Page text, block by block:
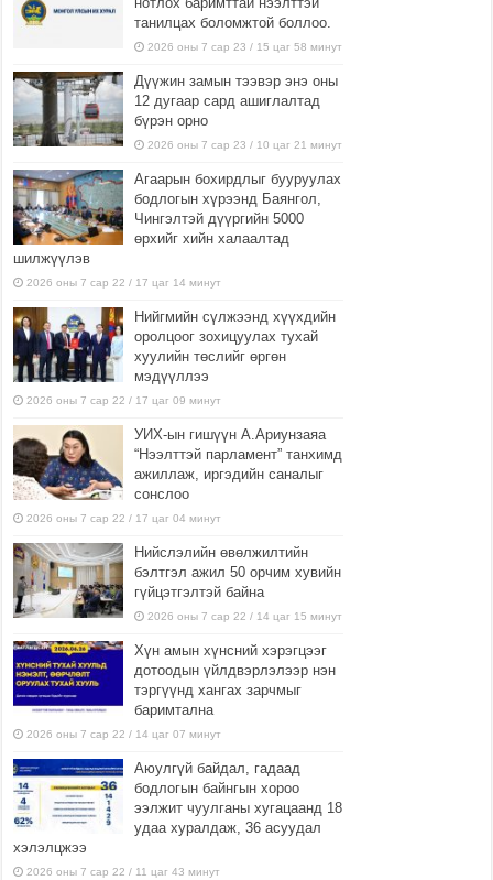
танилцах боломжтой боллоо.
2026 оны 7 сар 23 / 15 цаг 58 минут
Дүүжин замын тээвэр энэ оны
12 дугаар сард ашиглалтад
бүрэн орно
2026 оны 7 сар 23 / 10 цаг 21 минут
Агаарын бохирдлыг бууруулах
бодлогын хүрээнд Баянгол,
Чингэлтэй дүүргийн 5000
өрхийг хийн халаалтад
шилжүүлэв
2026 оны 7 сар 22 / 17 цаг 14 минут
Нийгмийн сүлжээнд хүүхдийн
оролцоог зохицуулах тухай
хуулийн төслийг өргөн
мэдүүллээ
2026 оны 7 сар 22 / 17 цаг 09 минут
УИХ-ын гишүүн А.Ариунзаяа
“Нээлттэй парламент” танхимд
ажиллаж, иргэдийн саналыг
сонслоо
2026 оны 7 сар 22 / 17 цаг 04 минут
Нийслэлийн өвөлжилтийн
бэлтгэл ажил 50 орчим хувийн
гүйцэтгэлтэй байна
2026 оны 7 сар 22 / 14 цаг 15 минут
Хүн амын хүнсний хэрэгцээг
дотоодын үйлдвэрлэлээр нэн
тэргүүнд хангах зарчмыг
баримтална
2026 оны 7 сар 22 / 14 цаг 07 минут
Аюулгүй байдал, гадаад
бодлогын байнгын хороо
ээлжит чуулганы хугацаанд 18
удаа хуралдаж, 36 асуудал
хэлэлцжээ
2026 оны 7 сар 22 / 11 цаг 43 минут